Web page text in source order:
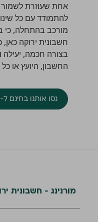
אחת שעוזרת לשמור
להתמודד עם כל
מורכב בהתחלה, כי
חשבונית ירוקה
בצורה חכמה, יעילה
החשבון, היועץ או
נסו אותנו בחינם ל-30 יום
מורנינג - חשבונית